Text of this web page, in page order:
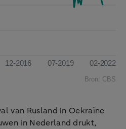
van Rusland in Oekraïne
in Nederland drukt,